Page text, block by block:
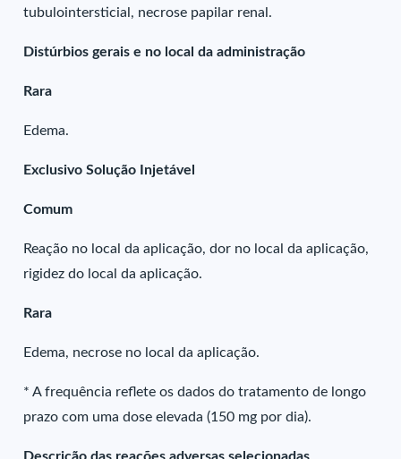
tubulointersticial, necrose papilar renal.
Distúrbios gerais e no local da administração
Rara
Edema.
Exclusivo Solução Injetável
Comum
Reação no local da aplicação, dor no local da aplicação,
rigidez do local da aplicação.
Rara
Edema, necrose no local da aplicação.
* A frequência reflete os dados do tratamento de longo
prazo com uma dose elevada (150 mg por dia).